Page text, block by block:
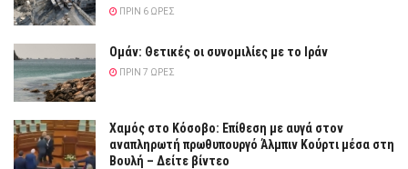
ΠΡΙΝ 6 ΏΡΕΣ
Ομάν: Θετικές οι συνομιλίες με το Ιράν
ΠΡΙΝ 7 ΏΡΕΣ
Χαμός στο Κόσοβο: Επίθεση με αυγά στον
αναπληρωτή πρωθυπουργό Άλμπιν Κούρτι μέσα στη
Βουλή – Δείτε βίντεο